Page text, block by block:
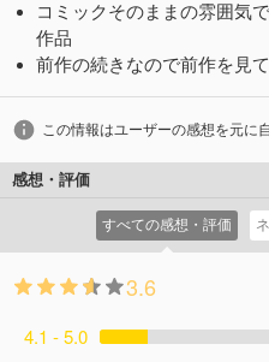
コミックそのままの雰囲気
作品
前作の続きなので前作を見
この情報はユーザーの感想を元に
感想・評価
すべての感想・評価
3.6
4.1 - 5.0